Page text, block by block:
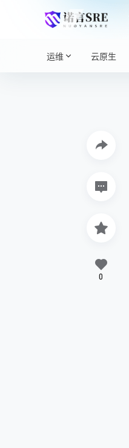
运维 云原生
0